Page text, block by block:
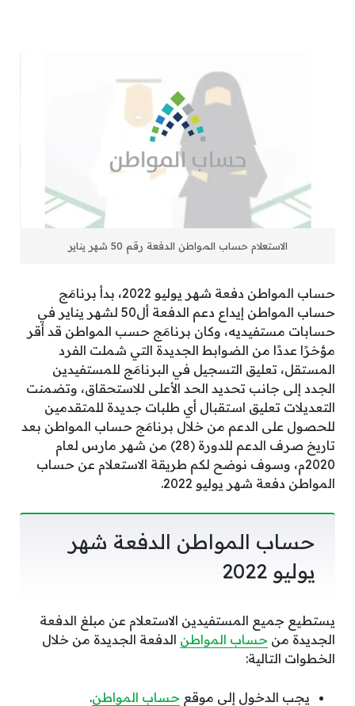
الاستعلام حساب المواطن الدفعة رقم 50 شهر يناير
حساب المواطن دفعة شهر يوليو 2022، بدأ برنامَج
حساب المواطن إيداع دعم الدفعة أل50 لشهر يناير في
حسابات مستفيديه، وكان برنامَج حسب المواطن قد أقر
مؤخرًا عددًا من الضوابط الجديدة التي شملت الفرد
المستقل، تعليق التسجيل في البرنامَج للمستفيدين
الجدد إلى جانب تحديد الحد الأعلى للاستحقاق، وتضمنت
التعديلات تعليق استقبال أي طلبات جديدة للمتقدمين
للحصول على الدعم من خلال برنامَج حساب المواطن بعد
تاريخ صرف الدعم للدورة (28) من شهر مارس لعام
2020م، وسوف نوضح لكم طريقة الاستعلام عن حساب
المواطن دفعة شهر يوليو 2022.
حساب المواطن الدفعة شهر
يوليو 2022
يستطيع جميع المستفيدين الاستعلام عن مبلغ الدفعة
الجديدة من حساب المواطن الدفعة الجديدة من خلال
الخطوات التالية:
يجب الدخول إلي موقع حساب المواطن.